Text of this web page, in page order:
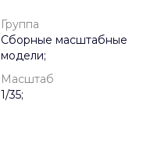
Группа
Сборные масштабные
модели;
Масштаб
1/35;